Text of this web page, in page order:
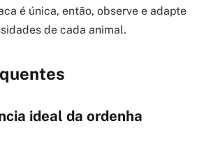
é única, então, observe e adapte
de cada animal.
ideal da ordenha